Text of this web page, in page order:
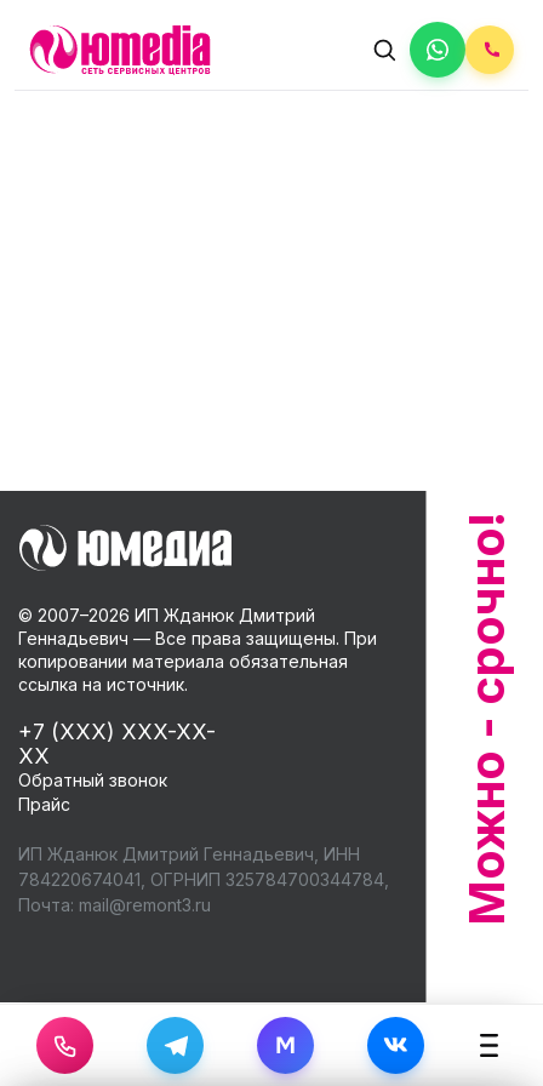
© 2007–2026 ИП Жданюк Дмитрий
Геннадьевич — Все права защищены. При
копировании материала обязательная
ссылка на источник.
+7 (XXX) XXX-XX-
XX
Обратный звонок
Прайс
ИП Жданюк Дмитрий Геннадьевич, ИНН
784220674041, ОГРНИП 325784700344784,
Почта: mail@remont3.ru
M